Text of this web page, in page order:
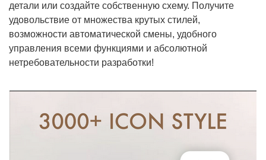
детали или создайте собственную схему. Получите
удовольствие от множества крутых стилей,
возможности автоматической смены, удобного
управления всеми функциями и абсолютной
нетребовательности разработки!